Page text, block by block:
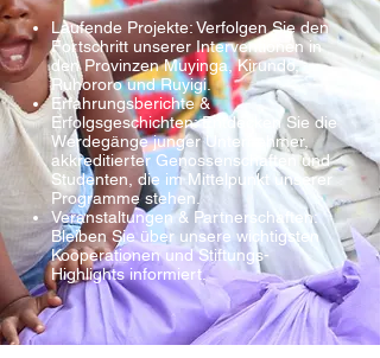
Laufende Projekte: Verfolgen Sie den
Fortschritt unserer Interventionen in
den Provinzen Muyinga, Kirundo,
Ruhororo und Ruyigi.
Erfahrungsberichte &
Erfolgsgeschichten: Entdecken Sie die
Werdegänge junger Unternehmer,
akkreditierter Genossenschaften und
Studenten, die im Mittelpunkt unserer
Programme stehen.
Veranstaltungen & Partnerschaften:
Bleiben Sie über unsere wichtigsten
Kooperationen und Stiftungs-
Highlights informiert.